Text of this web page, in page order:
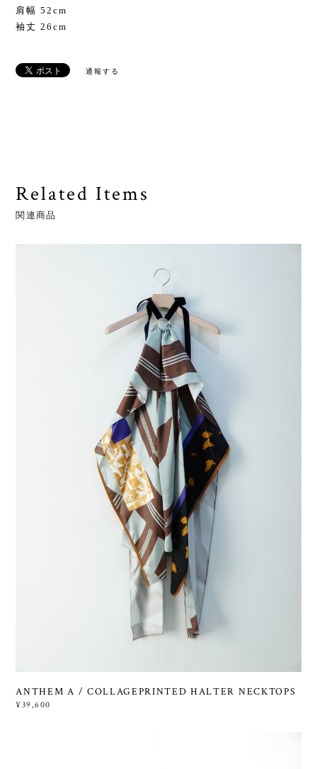
肩幅 52cm
袖丈 26cm
通報する
Related Items
関連商品
ANTHEM A / COLLAGEPRINTED HALTER NECKTOPS
¥39,600